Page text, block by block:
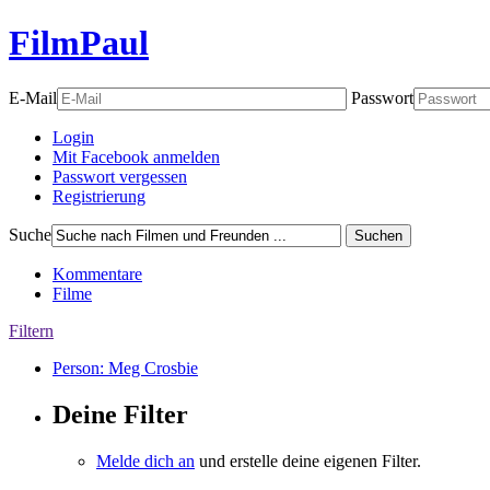
FilmPaul
E-Mail Passwort
Login
Mit Facebook anmelden
Passwort vergessen
Registrierung
Suche Suchen
Kommentare
Filme
Filtern
Person: Meg Crosbie
Deine Filter
Melde dich an und erstelle deine eigenen Filter.